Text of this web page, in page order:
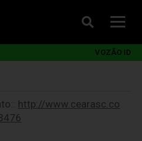
VOZÃO ID
http://www.cearasc.co